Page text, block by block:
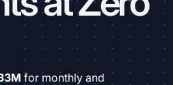
for monthly and